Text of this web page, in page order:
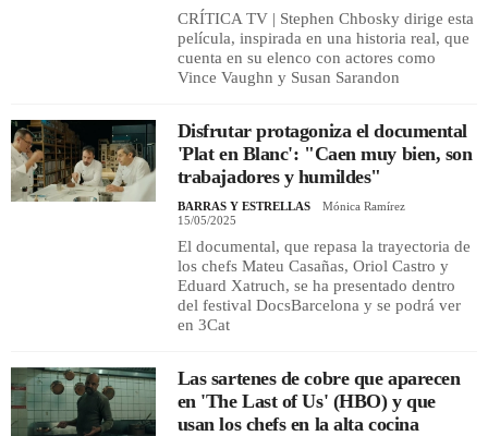
CRÍTICA TV | Stephen Chbosky dirige esta
película, inspirada en una historia real, que
cuenta en su elenco con actores como
Vince Vaughn y Susan Sarandon
Disfrutar protagoniza el documental
'Plat en Blanc': "Caen muy bien, son
trabajadores y humildes"
BARRAS Y ESTRELLAS
Mónica Ramírez
15/05/2025
El documental, que repasa la trayectoria de
los chefs Mateu Casañas, Oriol Castro y
Eduard Xatruch, se ha presentado dentro
del festival DocsBarcelona y se podrá ver
en 3Cat
Las sartenes de cobre que aparecen
en 'The Last of Us' (HBO) y que
usan los chefs en la alta cocina